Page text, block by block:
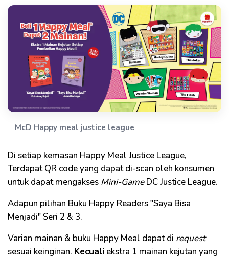
McD Happy meal justice league
Di setiap kemasan Happy Meal Justice League,
Terdapat QR code yang dapat di-scan oleh konsumen
untuk dapat mengakses Mini-GameDC Justice League.
Adapun pilihan Buku Happy Readers "Saya Bisa
Menjadi" Seri 2 & 3.
Varian mainan & buku Happy Meal dapat di request
sesuai keinginan. Kecuali ekstra 1 mainan kejutan yang